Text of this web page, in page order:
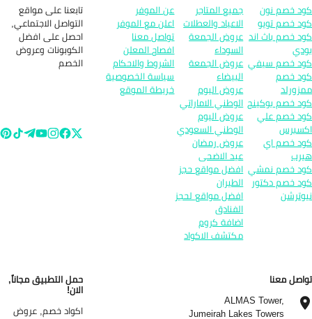
خصم نون
خصم تويو
خصم باث اند
خصم سيفي
خصم
خصم بوكينج
خصم علي
خصم اي
خصم نمشي
خصم دكتور
جميع المتاجر
الاعياد والعطلات
عروض الجمعة
السوداء
عروض الجمعة
البيضاء
عروض اليوم
الوطني الاماراتي
عروض اليوم
الوطني السعودي
عروض رمضان
عيد الاضحى
افضل مواقع حجز
الطيران
افضل مواقع لحجز
الفنادق
اضافة كروم
مكتشف الاكواد
عن الموفر
اعلن مع الموفر
تواصل معنا
افصاح المعلن
الشروط والاحكام
سياسة الخصوصية
خريطة الموقع
تابعنا على مواقع
التواصل الاجتماعي,
احصل على افضل
الكوبونات وعروض
الخصم
معنا
ALMAS Tower,
Jumeirah Lakes Towers
حمل التطبيق مجاناً,
الان!
اكواد خصم, عروض